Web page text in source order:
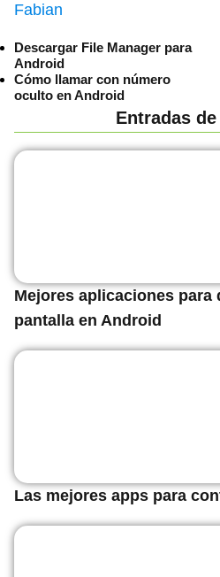
Fabian
Descargar File Manager para
Android
Cómo llamar con número
oculto en Android
Entradas
Mejores aplicaciones para
pantalla en Android
Las mejores apps para